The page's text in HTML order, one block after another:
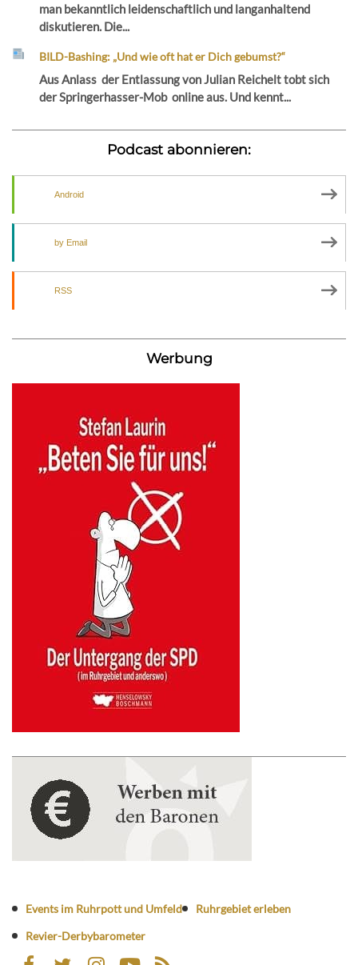
man bekanntlich leidenschaftlich und langanhaltend
diskutieren. Die...
BILD-Bashing: „Und wie oft hat er Dich gebumst?“
Aus Anlass der Entlassung von Julian Reichelt tobt sich
der Springerhasser-Mob online aus. Und kennt...
Podcast abonnieren:
Android
by Email
RSS
Werbung
Events im Ruhrpott und Umfeld
Ruhrgebiet erleben
Revier-Derbybarometer